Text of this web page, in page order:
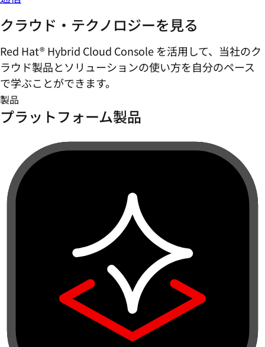
クラウド・テクノロジーを見る
Red Hat® Hybrid Cloud Console を活用して、当社のク
ラウド製品とソリューションの使い方を自分のペース
で学ぶことができます。
製品
プラットフォーム製品